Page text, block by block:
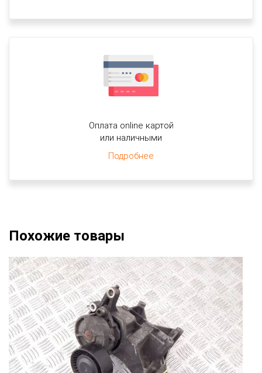
Оплата online картой
или наличными
Подробнее
Похожие товары